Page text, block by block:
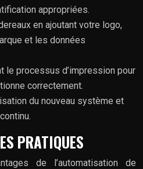
appropriées.
en ajoutant votre logo,
et les données
le processus d’impression pour
correctement.
du nouveau système et
PRATIQUES
de l’automatisation de